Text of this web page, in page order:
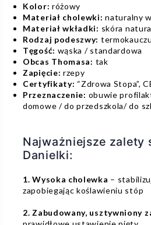
Kolor: różowy
Materiał cholewki: naturalny
Materiał wkładki: skóra
Rodzaj podeszwy:
Tęgość: wąska / standardowa
Obcas Thomasa: tak
Zapięcie: rzepy
Certyfikaty: “Zdrowa Stopa”,
Przeznaczenie: obuwie
domowe / do przedszkola/ do
Najważniejsze zalety
Danielki:
1. Wysoka cholewka –
zapobiegając koślawieniu stóp
2. Zabudowany, usztywniony